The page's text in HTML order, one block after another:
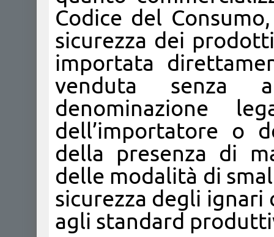
Codice del
sicurezza dei
importata
venduta senza
denominazione
dell’importatore o
della presenza di
delle modalità di
sicurezza degli
agli standard